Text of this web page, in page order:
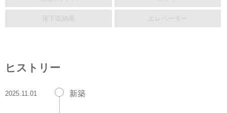
床下収納庫 エレベーター
ヒストリー
2025.11.01 新築